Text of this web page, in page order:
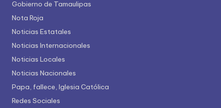
Gobierno de Tamaulipas
Nota Roja
Noticias Estatales
Noticias Internacionales
Noticias Locales
Noticias Nacionales
Papa, fallece, Iglesia Católica
Redes Sociales